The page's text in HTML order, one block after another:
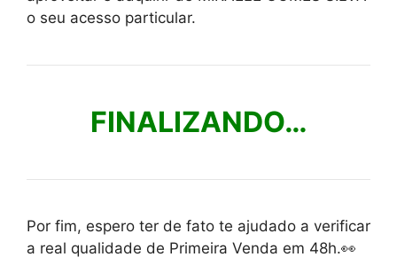
o seu acesso particular.
FINALIZANDO…
Por fim, espero ter de fato te ajudado a verificar
a real qualidade de Primeira Venda em 48h.👀